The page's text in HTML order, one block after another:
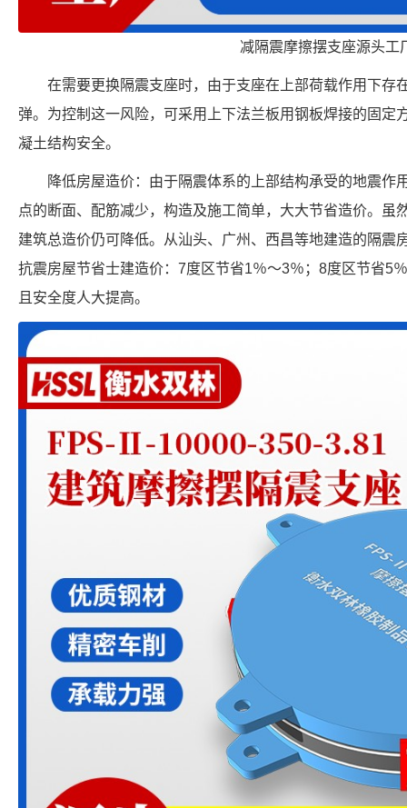
减隔震摩擦摆支座源头工
在需要更换隔震支座时，由于支座在上部荷载作用下存
弹。为控制这一风险，可采用上下法兰板用钢板焊接的固定
凝土结构安全。
降低房屋造价：由于隔震体系的上部结构承受的地震作
点的断面、配筋减少，构造及施工简单，大大节省造价。虽
建筑总造价仍可降低。从汕头、广州、西昌等地建造的隔震
抗震房屋节省士建造价：7度区节省1％～3％；8度区节省5
且安全度人大提高。